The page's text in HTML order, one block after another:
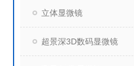
立体显微镜
超景深3D数码显微镜